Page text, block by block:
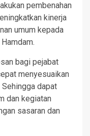
pembenahan
kinerja
umum kepada
bagi pejabat
menyesuaikan
dapat
dan kegiatan
sasaran dan